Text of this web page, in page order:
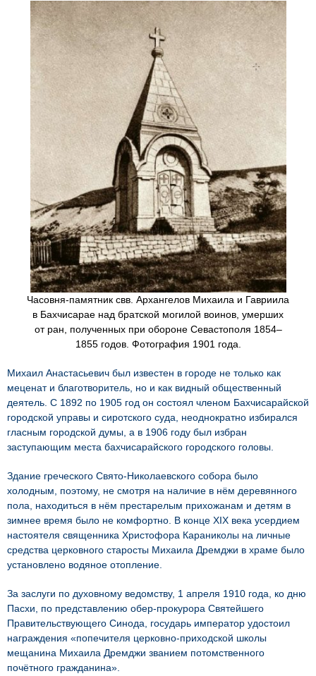
Часовня-памятник свв. Архангелов Михаила и Гавриила
в Бахчисарае над братской могилой воинов, умерших
от ран, полученных при обороне Севастополя 1854–
1855 годов. Фотография 1901 года.
Михаил Анастасьевич был известен в городе не только как
меценат и благотворитель, но и как видный общественный
деятель. С 1892 по 1905 год он состоял членом Бахчисарайской
городской управы и сиротского суда, неоднократно избирался
гласным городской думы, а в 1906 году был избран
заступающим места бахчисарайского городского головы.
Здание греческого Свято-Николаевского собора было
холодным, поэтому, не смотря на наличие в нём деревянного
пола, находиться в нём престарелым прихожанам и детям в
зимнее время было не комфортно. В конце XIX века усердием
настоятеля священника Христофора Караниколы на личные
средства церковного старосты Михаила Дремджи в храме было
установлено водяное отопление.
За заслуги по духовному ведомству, 1 апреля 1910 года, ко дню
Пасхи, по представлению обер-прокурора Святейшего
Правительствующего Синода, государь император удостоил
награждения «попечителя церковно-приходской школы
мещанина Михаила Дремджи званием потомственного
почётного гражданина».